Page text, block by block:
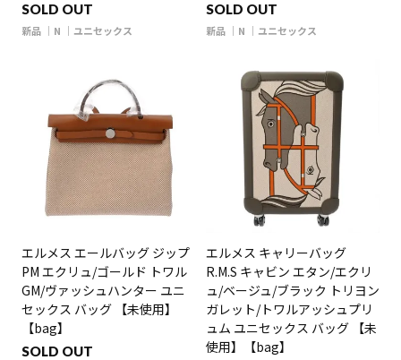
SOLD OUT
新品 N ユニセックス
SOLD OUT
新品 N ユニセックス
エルメス エールバッグ ジップ
PM エクリュ/ゴールド トワル
GM/ヴァッシュハンター ユニ
セックス バッグ 【未使用】
【bag】
SOLD OUT
エルメス キャリーバッグ
R.M.S キャビン エタン/エクリ
ュ/ベージュ/ブラック トリヨン
ガレット/トワルアッシュプリ
ュム ユニセックス バッグ 【未
使用】【bag】